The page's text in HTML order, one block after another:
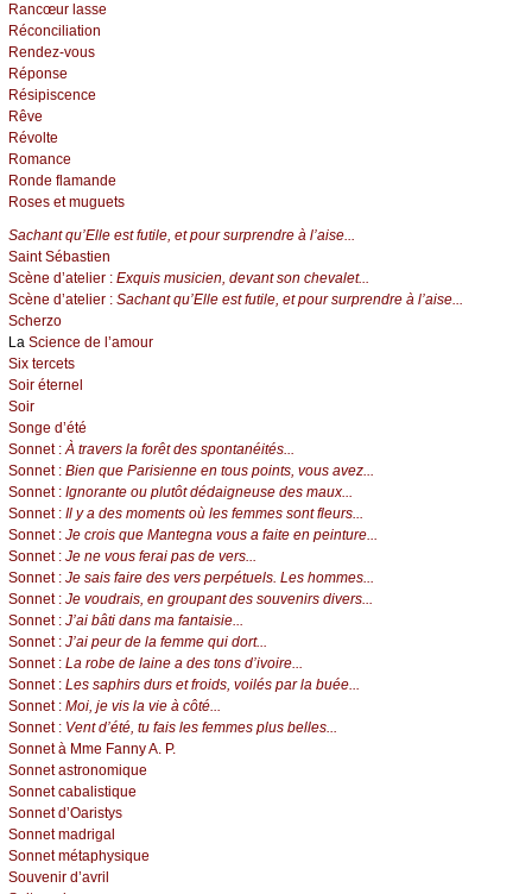
Rancœur lasse
Réconciliation
Rendez-vous
Réponse
Résipiscence
Rêve
Révolte
Romance
Ronde flamande
Roses et muguets
Sachant qu’Elle est futile, et pour surprendre à l’aise...
Saint Sébastien
Scène d’atelier : Exquis musicien, devant son chevalet...
Scène d’atelier : Sachant qu’Elle est futile, et pour surprendre à l’aise...
Scherzo
La Science de l’amour
Six tercets
Soir éternel
Soir
Songe d’été
Sonnet :À travers la forêt des spontanéités...
Sonnet : Bien que Parisienne en tous points, vous avez...
Sonnet : Ignorante ou plutôt dédaigneuse des maux...
Sonnet : Il y a des moments où les femmes sont fleurs...
Sonnet : Je crois que Mantegna vous a faite en peinture...
Sonnet : Je ne vous ferai pas de vers...
Sonnet : Je sais faire des vers perpétuels. Les hommes...
Sonnet : Je voudrais, en groupant des souvenirs divers...
Sonnet : J’ai bâti dans ma fantaisie...
Sonnet : J’ai peur de la femme qui dort...
Sonnet : La robe de laine a des tons d’ivoire...
Sonnet : Les saphirs durs et froids, voilés par la buée...
Sonnet : Moi, je vis la vie à côté...
Sonnet : Vent d’été, tu fais les femmes plus belles...
Sonnet à Mme Fanny A. P.
Sonnet astronomique
Sonnet cabalistique
Sonnet d’Oaristys
Sonnet madrigal
Sonnet métaphysique
Souvenir d’avril